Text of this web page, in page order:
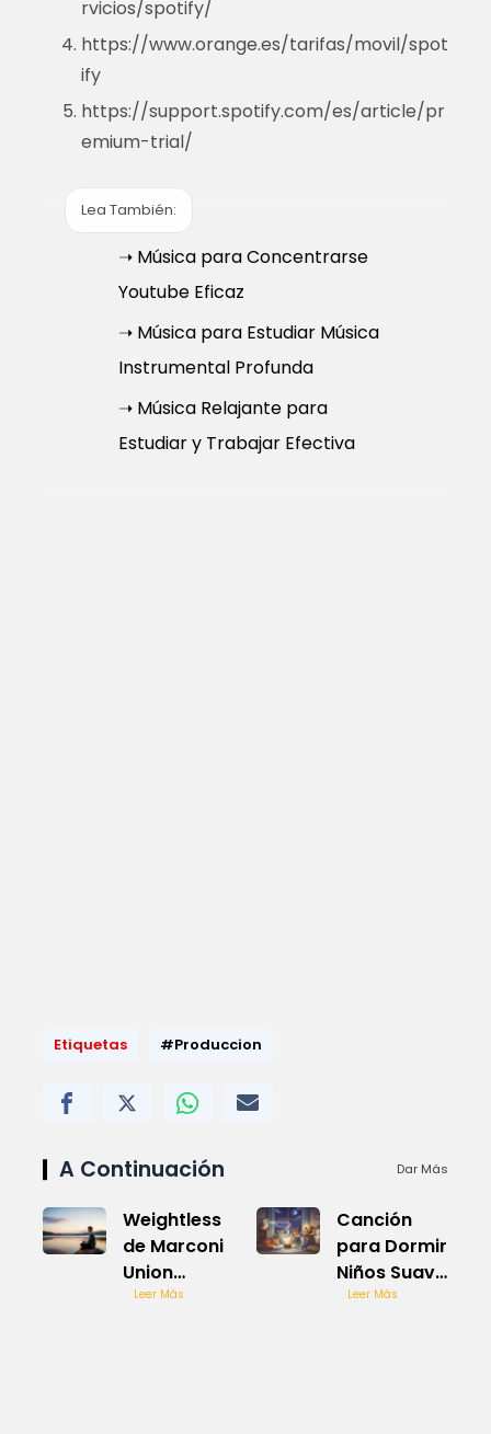
rvicios/spotify/
https://www.orange.es/tarifas/movil/spot
ify
https://support.spotify.com/es/article/pr
emium-trial/
Lea También:
➝ Música para Concentrarse
Youtube Eficaz
➝ Música para Estudiar Música
Instrumental Profunda
➝ Música Relajante para
Estudiar y Trabajar Efectiva
Etiquetas #Produccion
A Continuación Dar Más
Weightless
de Marconi
Union
escuchar
Leer Más
Canción
para Dormir
Niños Suave
y Dulce
Leer Más